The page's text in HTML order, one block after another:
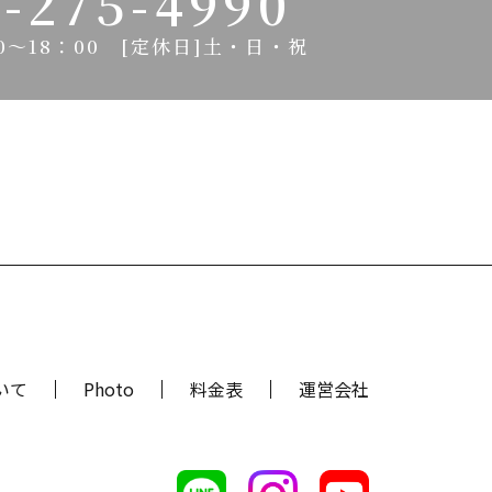
～18：00 [定休日]土・日・祝
て Photo 料金表 運営会社